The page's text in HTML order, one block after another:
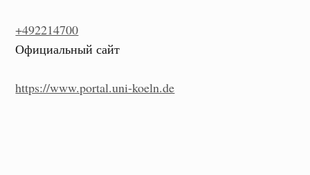
+492214700
Официальный сайт
https://www.portal.uni-koeln.de